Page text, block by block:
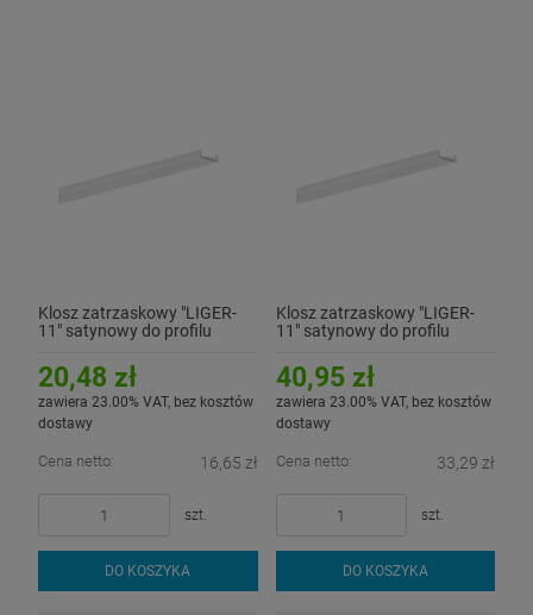
Klosz zatrzaskowy "LIGER-
11" satynowy do profilu
20,48 zł
zawiera 23.00% VAT, bez kosztów
dostawy
Cena netto: 16,65 zł
szt.
DO KOSZYKA
Klosz zatrzaskowy "LIGER-
11" satynowy do profilu
40,95 zł
zawiera 23.00% VAT, bez kosztów
dostawy
Cena netto: 33,29 zł
szt.
DO KOSZYKA